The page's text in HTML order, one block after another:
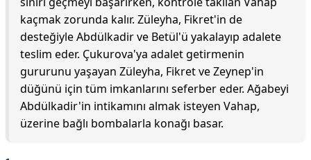
kaçmak zorunda kalır. Züleyha, Fikret'in de
desteğiyle Abdülkadir ve Betül'ü yakalayıp adalete
teslim eder. Çukurova'ya adalet getirmenin
gururunu yaşayan Züleyha, Fikret ve Zeynep'in
düğünü için tüm imkanlarını seferber eder. Ağabeyi
Abdülkadir'in intikamını almak isteyen Vahap,
üzerine bağlı bombalarla konağı basar.